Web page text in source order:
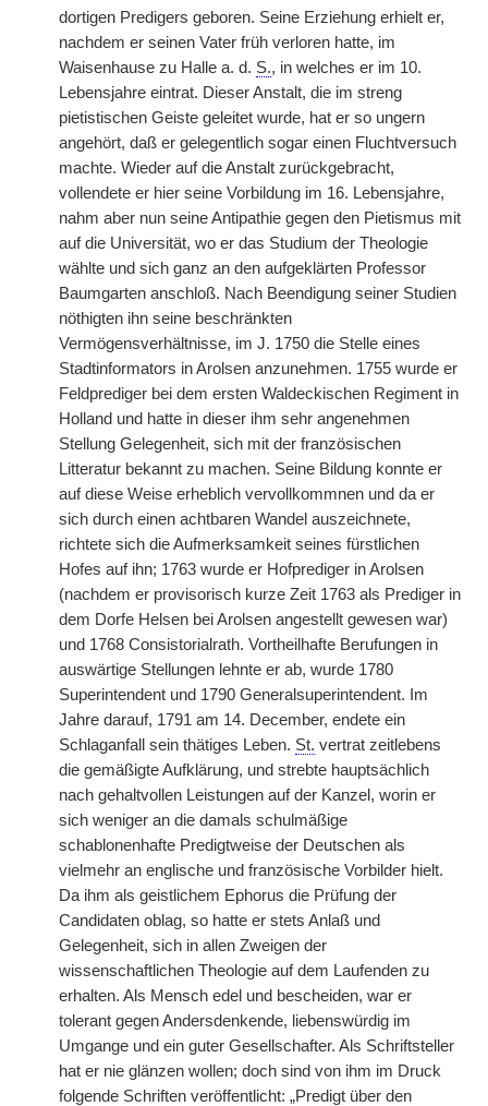
dortigen Predigers geboren. Seine Erziehung erhielt er,
nachdem er seinen Vater früh verloren hatte, im
Waisenhause zu Halle a. d. S., in welches er im 10.
Lebensjahre eintrat. Dieser Anstalt, die im streng
pietistischen Geiste geleitet wurde, hat er so ungern
angehört, daß er gelegentlich sogar einen Fluchtversuch
machte. Wieder auf die Anstalt zurückgebracht,
vollendete er hier seine Vorbildung im 16. Lebensjahre,
nahm aber nun seine Antipathie gegen den Pietismus mit
auf die Universität, wo er das Studium der Theologie
wählte und sich ganz an den aufgeklärten Professor
Baumgarten anschloß. Nach Beendigung seiner Studien
nöthigten ihn seine beschränkten
Vermögensverhältnisse, im J. 1750 die Stelle eines
Stadtinformators in Arolsen anzunehmen. 1755 wurde er
Feldprediger bei dem ersten Waldeckischen Regiment in
Holland und hatte in dieser ihm sehr angenehmen
Stellung Gelegenheit, sich mit der französischen
Litteratur bekannt zu machen. Seine Bildung konnte er
auf diese Weise erheblich vervollkommnen und da er
sich durch einen achtbaren Wandel auszeichnete,
richtete sich die Aufmerksamkeit seines fürstlichen
Hofes auf ihn; 1763 wurde er Hofprediger in Arolsen
(nachdem er provisorisch kurze Zeit 1763 als Prediger in
dem Dorfe Helsen bei Arolsen angestellt gewesen war)
und 1768 Consistorialrath. Vortheilhafte Berufungen in
auswärtige Stellungen lehnte er ab, wurde 1780
Superintendent und 1790 Generalsuperintendent. Im
Jahre darauf, 1791 am 14. December, endete ein
Schlaganfall sein thätiges Leben. St. vertrat zeitlebens
die gemäßigte Aufklärung, und strebte hauptsächlich
nach gehaltvollen Leistungen auf der Kanzel, worin er
sich weniger an die damals schulmäßige
schablonenhafte Predigtweise der Deutschen als
vielmehr an englische und französische Vorbilder hielt.
Da ihm als geistlichem Ephorus die Prüfung der
Candidaten oblag, so hatte er stets Anlaß und
Gelegenheit, sich in allen Zweigen der
wissenschaftlichen Theologie auf dem Laufenden zu
erhalten. Als Mensch edel und bescheiden, war er
tolerant gegen Andersdenkende, liebenswürdig im
Umgange und ein guter Gesellschafter. Als Schriftsteller
hat er nie glänzen wollen; doch sind von ihm im Druck
folgende Schriften veröffentlicht: „Predigt über den